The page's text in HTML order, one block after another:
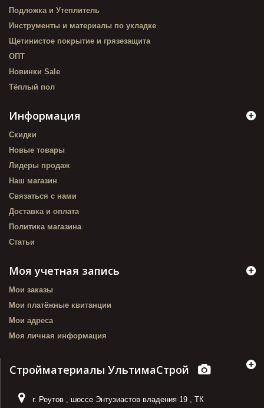
Подложка и Утеплитель
Инструменты и материалы по укладке
Щетинистое покрытие и грязезащита
ОПТ
Новинки Sale
Тёплый пол
Информация
Скидки
Новые товары
Лидеры продаж
Наш магазин
Связаться с нами
Доставка и оплата
Политика магазина
Статьи
Моя учетная запись
Мои заказы
Мои платёжные квитанции
Мои адреса
Моя личная информация
Стройматериалы УльтимаСтрой
г. Реутов , шоссе Энтузиастов владения 19 , ТК